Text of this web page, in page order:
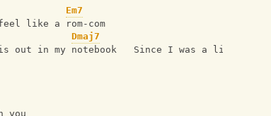
Em7
like a rom-com
Dmaj7
out in my notebook   Since I was a little boy
you